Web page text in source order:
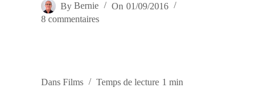
By Bernie On 01/09/2016
8 commentaires
Dans Films Temps de lecture 1 min